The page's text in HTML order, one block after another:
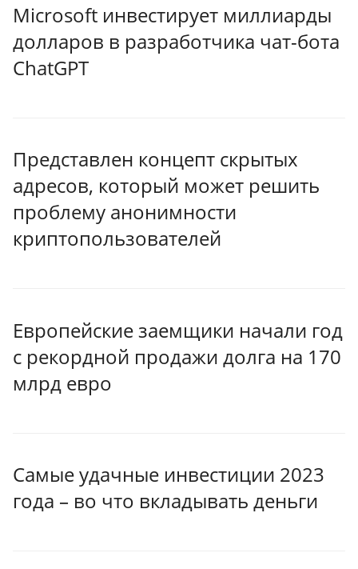
Microsoft инвестирует миллиарды
долларов в разработчика чат-бота
ChatGPT
Представлен концепт скрытых
адресов, который может решить
проблему анонимности
криптопользователей
Европейские заемщики начали год
с рекордной продажи долга на 170
млрд евро
Самые удачные инвестиции 2023
года – во что вкладывать деньги